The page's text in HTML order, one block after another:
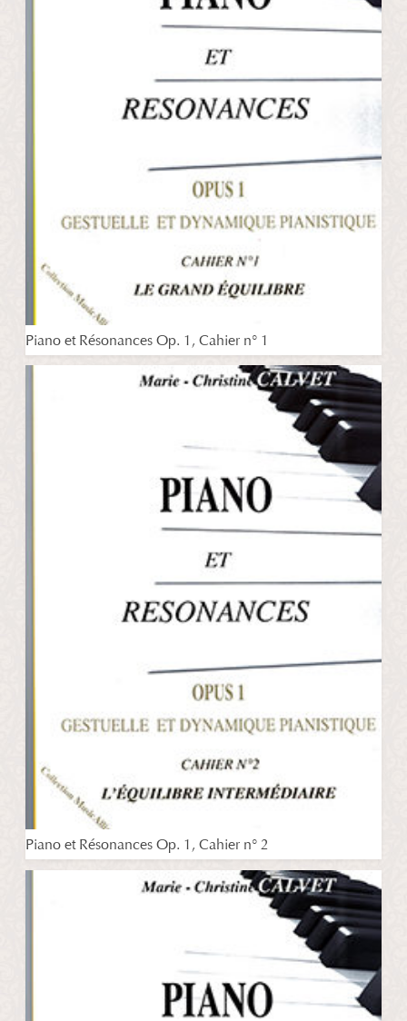
Piano et Résonances Op. 1, Cahier n° 1
Piano et Résonances Op. 1, Cahier n° 2